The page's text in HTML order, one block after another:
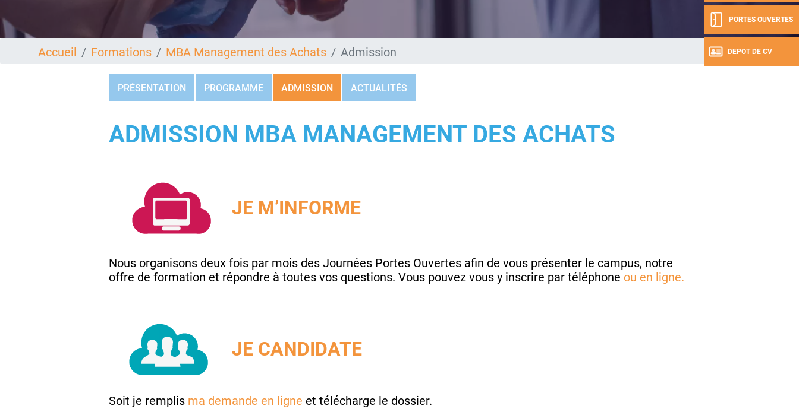
PORTES OUVERTES
DEPOT DE CV
Accueil Formations MBA Management des Achats Admission
PRÉSENTATION PROGRAMME ADMISSION ACTUALITÉS
ADMISSION MBA MANAGEMENT DES ACHATS
JE M’INFORME
Nous organisons deux fois par mois des Journées Portes Ouvertes afin de vous présenter le campus, notre
offre de formation et répondre à toutes vos questions. Vous pouvez vous y inscrire par téléphone ou en ligne.
JE CANDIDATE
Soit je remplis ma demande en ligne et télécharge le dossier.